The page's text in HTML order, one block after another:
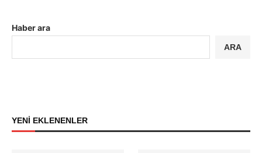
Haber ara
ARA
YENİ EKLENENLER